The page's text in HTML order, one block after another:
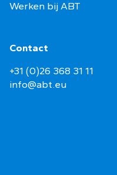
Werken bij ABT
Contact
+31 (0)26 368 31 11
info@abt.eu